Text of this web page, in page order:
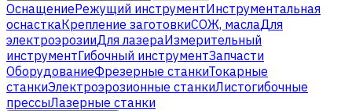
ОснащениеРежущий инструментИнструментальная
оснасткаКрепление заготовкиСОЖ, маслаДля
электроэрозииДля лазераИзмерительный
инструментГибочный инструментЗапчасти
ОборудованиеФрезерные станкиТокарные
станкиЭлектроэрозионные станкиЛистогибочные
прессыЛазерные станки